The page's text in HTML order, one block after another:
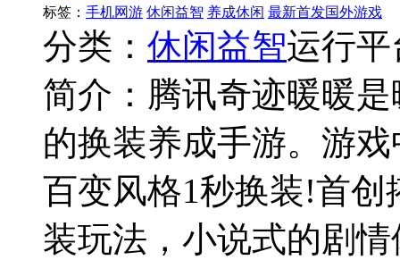
标签： 手机网游 休闲益智 养成休闲 最新首发国外游戏
分类： 休闲益智运行平
简介： 腾讯奇迹暖暖
的换装养成手游。游
百变风格1秒换装!首
装玩法，小说式的剧